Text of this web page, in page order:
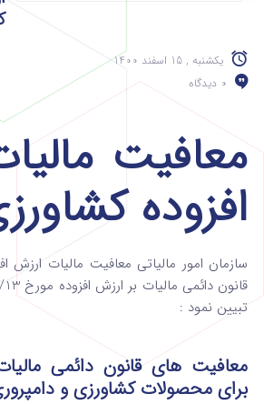
یکشنبه , 15 اسفند 1400
0 دیدگاه
معافیت
افزوده
سازمان امور مالیاتی معافیت مالیات ارزش
تبیین نمود :
معافیت های قانون دائمی
برای محصولات کشاورزی و